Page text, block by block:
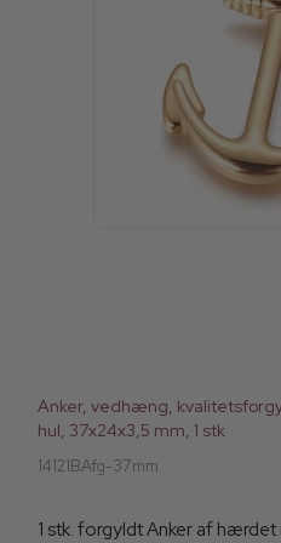
Anker, vedhæng,
hul, 37x24x3,5 mm, 1 stk
14121BAfg-37mm
1 stk. forgyldt Anker af